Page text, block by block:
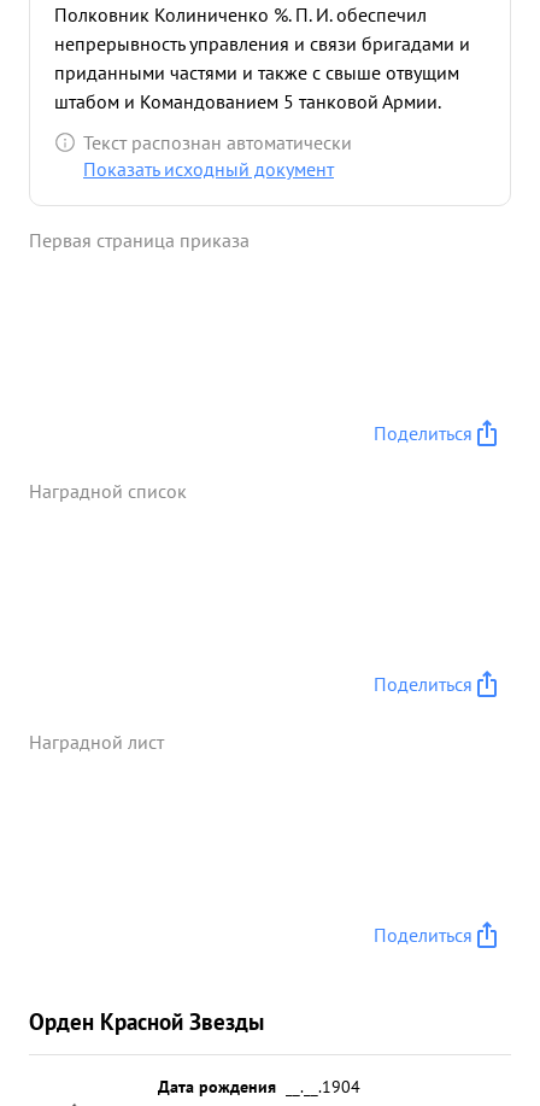
Полковник Колиниченко %. П. И. обеспечил
непрерывность управления и связи бригадами и
приданными частями и также с свыше отвущим
штабом и Командованием 5 танковой Армии.
Полковник Колиниченко лично Неоднократно
присудствовал на различных участках поля боя и
частям. 12 7.42 г. руководил боем За переправу
Текст распознан автоматически
Показать исходный документ
Первая страница приказа
Поделиться
Наградной список
Поделиться
Наградной лист
Поделиться
Орден Красной Звезды
Дата рождения
__.__.1904